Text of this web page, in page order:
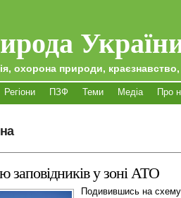
охорона природи,
Регіони ПЗФ Теми Медіа Про
заповідників у зоні АТО
Подивившись на схему